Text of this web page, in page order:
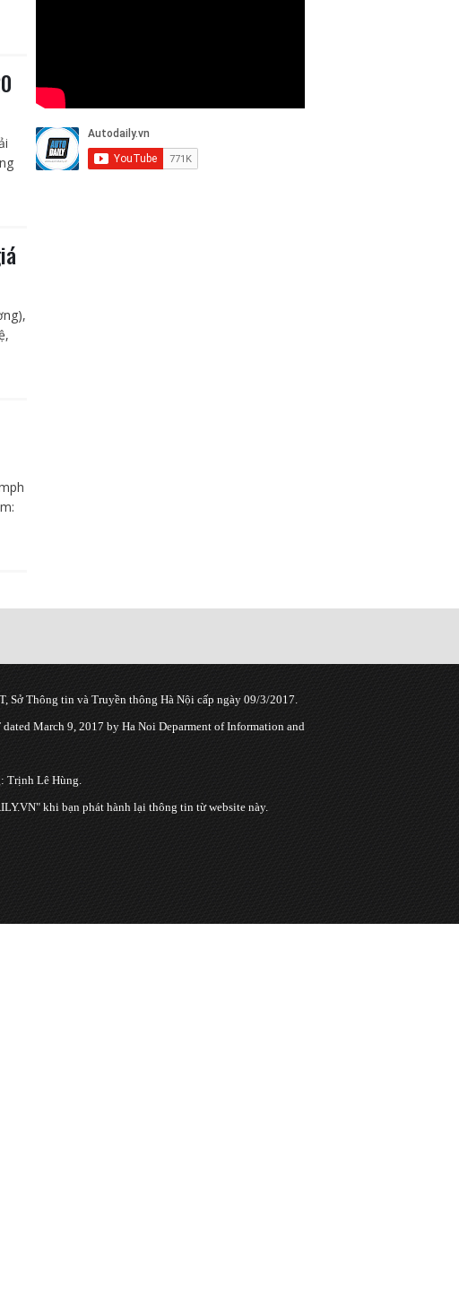
Sở Thông tin và Truyền thông Hà Nội cấp ngày 09/3/2017.
March 9, 2017 by Ha Noi Deparment of Information and
Trịnh Lê Hùng.
khi bạn phát hành lại thông tin từ website này.